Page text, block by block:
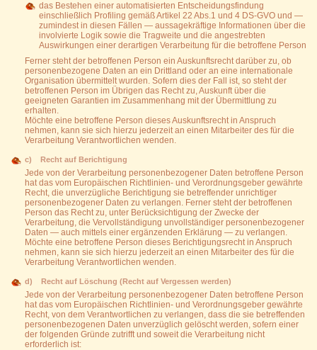
das Bestehen einer automatisierten Entscheidungsfindung
einschließlich Profiling gemäß Artikel 22 Abs.1 und 4 DS-GVO und —
zumindest in diesen Fällen — aussagekräftige Informationen über die
involvierte Logik sowie die Tragweite und die angestrebten
Auswirkungen einer derartigen Verarbeitung für die betroffene Person
Ferner steht der betroffenen Person ein Auskunftsrecht darüber zu, ob
personenbezogene Daten an ein Drittland oder an eine internationale
Organisation übermittelt wurden. Sofern dies der Fall ist, so steht der
betroffenen Person im Übrigen das Recht zu, Auskunft über die
geeigneten Garantien im Zusammenhang mit der Übermittlung zu
erhalten.
Möchte eine betroffene Person dieses Auskunftsrecht in Anspruch
nehmen, kann sie sich hierzu jederzeit an einen Mitarbeiter des für die
Verarbeitung Verantwortlichen wenden.
c) Recht auf Berichtigung
Jede von der Verarbeitung personenbezogener Daten betroffene Person
hat das vom Europäischen Richtlinien- und Verordnungsgeber gewährte
Recht, die unverzügliche Berichtigung sie betreffender unrichtiger
personenbezogener Daten zu verlangen. Ferner steht der betroffenen
Person das Recht zu, unter Berücksichtigung der Zwecke der
Verarbeitung, die Vervollständigung unvollständiger personenbezogener
Daten — auch mittels einer ergänzenden Erklärung — zu verlangen.
Möchte eine betroffene Person dieses Berichtigungsrecht in Anspruch
nehmen, kann sie sich hierzu jederzeit an einen Mitarbeiter des für die
Verarbeitung Verantwortlichen wenden.
d) Recht auf Löschung (Recht auf Vergessen werden)
Jede von der Verarbeitung personenbezogener Daten betroffene Person
hat das vom Europäischen Richtlinien- und Verordnungsgeber gewährte
Recht, von dem Verantwortlichen zu verlangen, dass die sie betreffenden
personenbezogenen Daten unverzüglich gelöscht werden, sofern einer
der folgenden Gründe zutrifft und soweit die Verarbeitung nicht
erforderlich ist: